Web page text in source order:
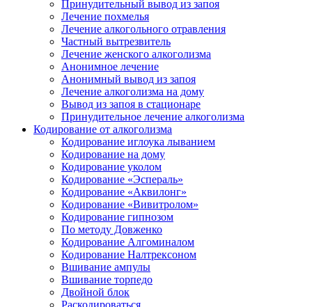
Принудительный вывод из запоя
Лечение похмелья
Лечение алкогольного отравления
Частный вытрезвитель
Лечение женского алкоголизма
Анонимное лечение
Анонимный вывод из запоя
Лечение алкоголизма на дому
Вывод из запоя в стационаре
Принудительное лечение алкоголизма
Кодирование от алкоголизма
Кодирование иглоука лыванием
Кодирование на дому
Кодирование уколом
Кодирование «Эспераль»
Кодирование «Аквилонг»
Кодирование «Вивитролом»
Кодирование гипнозом
По методу Довженко
Кодирование Алгоминалом
Кодирование Налтрексоном
Вшивание ампулы
Вшивание торпедо
Двойной блок
Раскодироваться